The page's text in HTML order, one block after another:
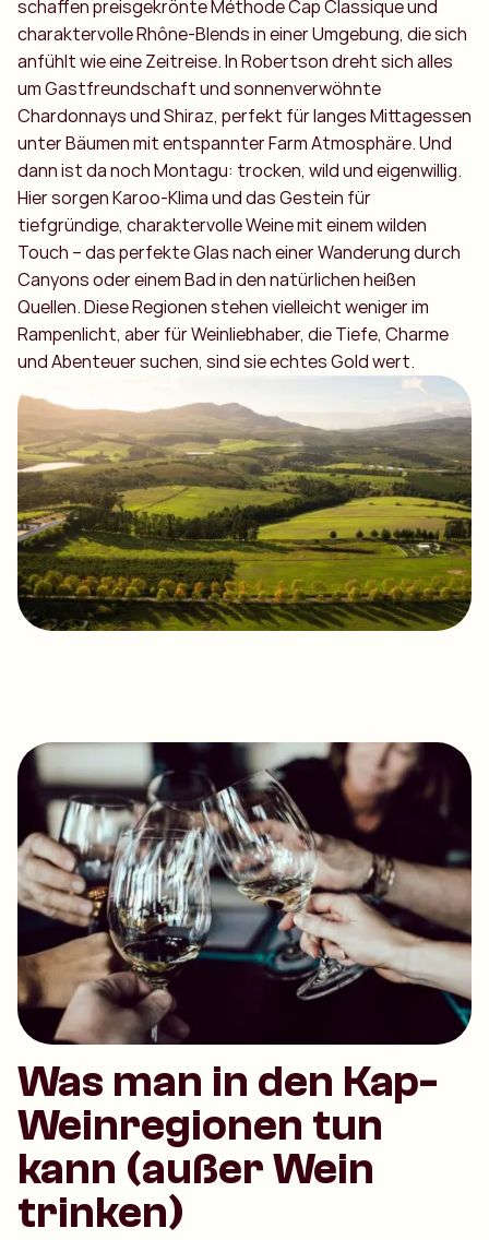
schaffen preisgekrönte Méthode Cap Classique und
charaktervolle Rhône-Blends in einer Umgebung, die sich
anfühlt wie eine Zeitreise. In Robertson dreht sich alles
um Gastfreundschaft und sonnenverwöhnte
Chardonnays und Shiraz, perfekt für langes Mittagessen
unter Bäumen mit entspannter Farm Atmosphäre. Und
dann ist da noch Montagu: trocken, wild und eigenwillig.
Hier sorgen Karoo-Klima und das Gestein für
tiefgründige, charaktervolle Weine mit einem wilden
Touch – das perfekte Glas nach einer Wanderung durch
Canyons oder einem Bad in den natürlichen heißen
Quellen. Diese Regionen stehen vielleicht weniger im
Rampenlicht, aber für Weinliebhaber, die Tiefe, Charme
und Abenteuer suchen, sind sie echtes Gold wert.
Was man in den Kap-
Weinregionen tun
kann (außer Wein
trinken)